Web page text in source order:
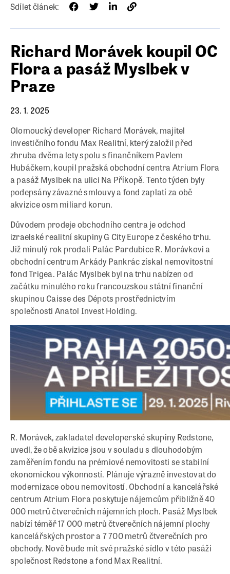
Sdílet článek:
Richard Morávek koupil OC
Flora a pasáž Myslbek v
Praze
23. 1. 2025
Olomoucký developer Richard Morávek, majitel
investičního fondu Max Realitní, který založil před
zhruba dvěma lety spolu s finančníkem Pavlem
Hubáčkem, koupil pražská obchodní centra Atrium Flora
a pasáž Myslbek na ulici Na Příkopě. Tento týden byly
podepsány závazné smlouvy a fond zaplatí za obě
akvizice osm miliard korun.
Důvodem prodeje obchodního centra je odchod
izraelské realitní skupiny G City Europe z českého trhu.
Již minulý rok prodali Palác Pardubice R. Morávkovi a
obchodní centrum Arkády Pankrác získal nemovitostní
fond Trigea. Palác Myslbek byl na trhu nabízen od
začátku minulého roku francouzskou státní finanční
skupinou Caisse des Dépots prostřednictvím
společnosti Anatol Invest Holding.
R. Morávek, zakladatel developerské skupiny Redstone,
uvedl, že obě akvizice jsou v souladu s dlouhodobým
zaměřením fondu na prémiové nemovitosti se stabilní
ekonomickou výkonností. Plánuje výrazně investovat do
modernizace obou nemovitostí. Obchodní a kancelářské
centrum Atrium Flora poskytuje nájemcům přibližně 40
000 metrů čtverečních nájemních ploch. Pasáž Myslbek
nabízí téměř 17 000 metrů čtverečních nájemní plochy
kancelářských prostor a 7 700 metrů čtverečních pro
obchody. Nově bude mít své pražské sídlo v této pasáži
společnost Redstone a fond Max Realitní.